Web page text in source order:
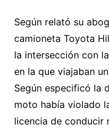
Según relató su
camioneta Toyota
la intersección con
en la que viajaban
Según especificó la
moto había violado
licencia de conducir